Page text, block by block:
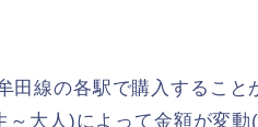
田線の各駅で購入するこ
～大人)によって金額が変動